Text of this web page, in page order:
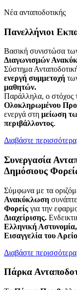
Νέα ανταποδοτικής
Πανελλήνιοι
Βασική συνιστώσα
Διαγωνισμών
Σύστημα
ενεργή συμμετοχή
μαθητών.
Παράλληλα, ο στόχος
Ολοκληρωμένου
ενεργά στη μείωση
περιβάλλοντος.
Διαβάστε περισσότερα
Συνεργασία
Δημόσιους
Σύμφωνα με τα
Ανακύκλωση
Φορείς για την
Διαχείρισης.
Ελληνική
Εισαγγελία του
Διαβάστε περισσότερα
Πάρκα